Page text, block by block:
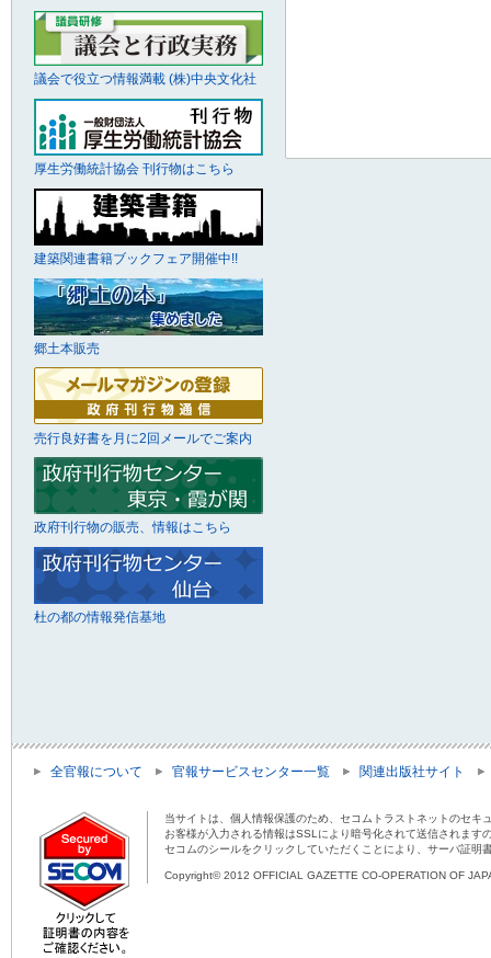
議会で役立つ情報満載 (株)中央文化社
厚生労働統計協会 刊行物はこちら
建築関連書籍ブックフェア開催中!!
郷土本販売
売行良好書を月に2回メールでご案内
政府刊行物の販売、情報はこちら
杜の都の情報発信基地
全官報について 官報サービスセンター一覧 関連出版社サイト
当サイトは、個人情報保護のため、セコムトラストネットのセキ
お客様が入力される情報はSSLにより暗号化されて送信されま
セコムのシールをクリックしていただくことにより、サーバ証明
Copyright© 2012 OFFICIAL GAZETTE CO-OPERATION OF